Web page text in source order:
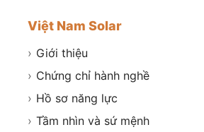
Việt Nam Solar
› Giới thiệu
› Chứng chỉ hành nghề
› Hồ sơ năng lực
› Tầm nhìn và sứ mệnh